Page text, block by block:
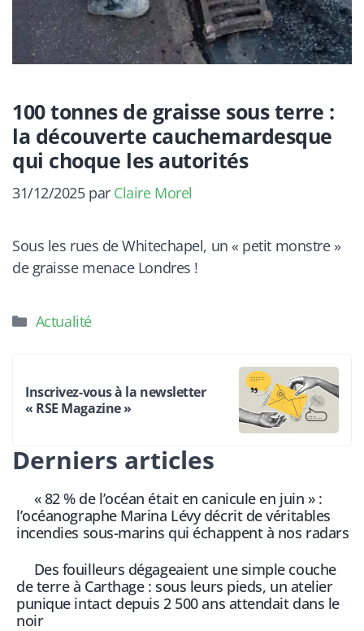
100 tonnes de graisse sous terre :
la découverte cauchemardesque
qui choque les autorités
31/12/2025 par Claire Morel
Sous les rues de Whitechapel, un « petit monstre »
de graisse menace Londres !
Catégories
Actualité
Inscrivez-vous à la newsletter
« RSE Magazine »
Derniers articles
« 82 % de l’océan était en canicule en juin » :
l’océanographe Marina Lévy décrit de véritables
incendies sous-marins qui échappent à nos radars
Des fouilleurs dégageaient une simple couche
de terre à Carthage : sous leurs pieds, un atelier
punique intact depuis 2 500 ans attendait dans le
noir